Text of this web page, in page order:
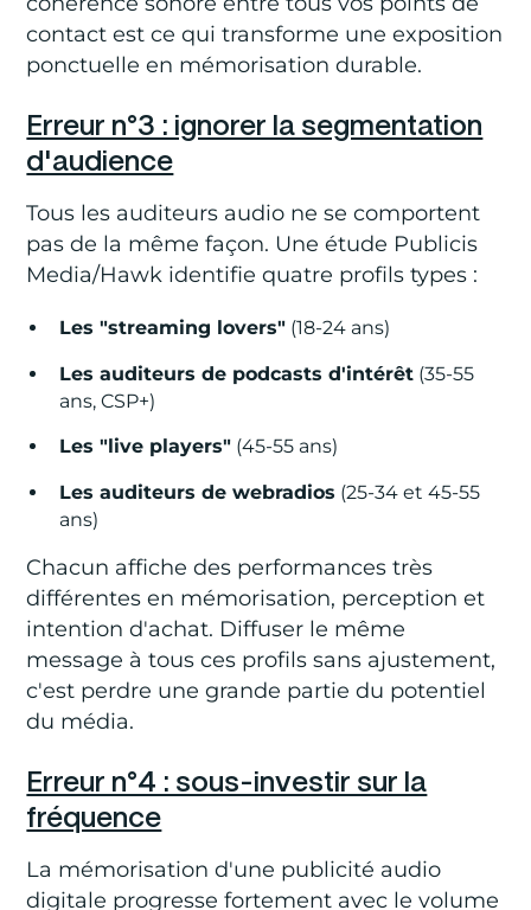
contact est ce qui transforme une exposition
ponctuelle en mémorisation durable.
Erreur n°3 : ignorer la segmentation
d'audience
Tous les auditeurs audio ne se comportent
pas de la même façon. Une étude Publicis
Media/Hawk identifie quatre profils types :
Les "streaming lovers"(18-24 ans)
Les auditeurs de podcasts d'intérêt(35-55
ans, CSP+)
Les "live players"(45-55 ans)
Les auditeurs de webradios (25-34 et 45-55
ans)
Chacun affiche des performances très
différentes en mémorisation, perception et
intention d'achat. Diffuser le même
message à tous ces profils sans ajustement,
c'est perdre une grande partie du potentiel
du média.
Erreur n°4 : sous-investir sur la
fréquence
La mémorisation d'une publicité audio
digitale progresse fortement avec le volume